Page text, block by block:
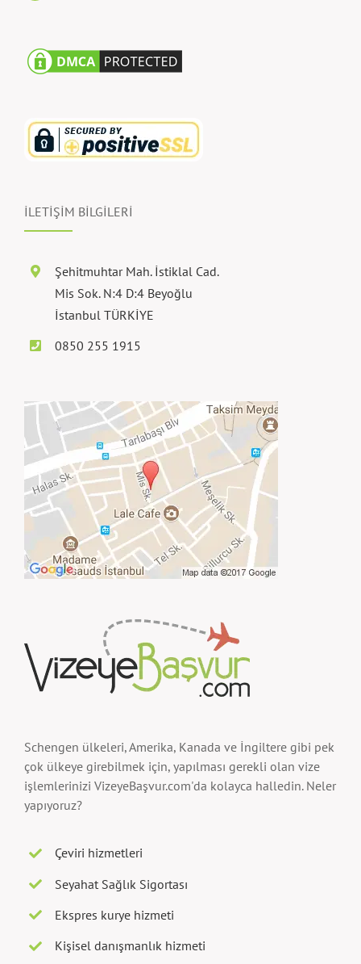
İLETİŞİM BİLGİLERİ
Şehitmuhtar Mah. İstiklal Cad.
Mis Sok. N:4 D:4 Beyoğlu
İstanbul TÜRKİYE
0850 255 1915
Schengen ülkeleri, Amerika, Kanada ve İngiltere gibi pek
çok ülkeye girebilmek için, yapılması gerekli olan vize
işlemlerinizi VizeyeBaşvur.com'da kolayca halledin. Neler
yapıyoruz?
Çeviri hizmetleri
Seyahat Sağlık Sigortası
Ekspres kurye hizmeti
Kişisel danışmanlık hizmeti